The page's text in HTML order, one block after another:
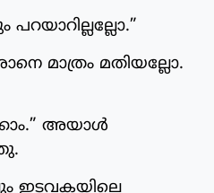
മാത്രം മതിയല്ലോ.
അയാൾ
ഇടവകയിലെ